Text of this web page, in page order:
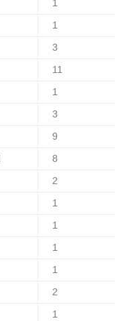
1
1
3
11
1
3
9
8
2
1
1
1
1
2
1